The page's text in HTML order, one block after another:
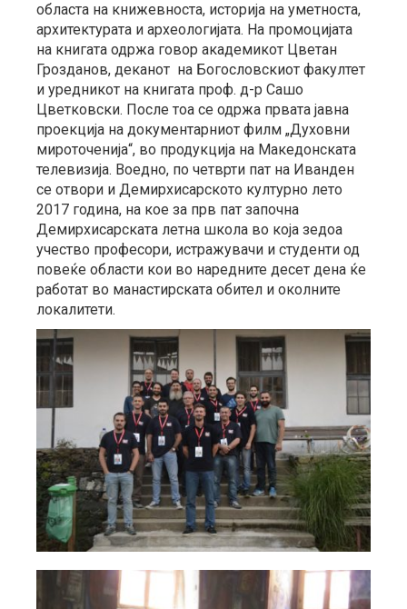
областа на книжевноста, историја на уметноста,
архитектурата и археологијата. На промоцијата
на книгата одржа говор академикот Цветан
Грозданов, деканот на Богословскиот факултет
и уредникот на книгата проф. д-р Сашо
Цветковски. После тоа се одржа првата јавна
проекција на документарниот филм „Духовни
мироточенија“, во продукција на Македонската
телевизија. Воедно, по четврти пат на Иванден
се отвори и Демирхисарското културно лето
2017 година, на кое за прв пат започна
Демирхисарската летна школа во која зедоа
учество професори, истражувачи и студенти од
повеќе области кои во наредните десет дена ќе
работат во манастирската обител и околните
локалитети.